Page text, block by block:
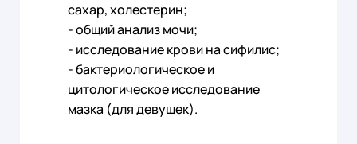
сахар, холестерин;
- общий анализ мочи;
- исследование крови на сифилис;
- бактериологическое и
цитологическое исследование
мазка (для девушек).